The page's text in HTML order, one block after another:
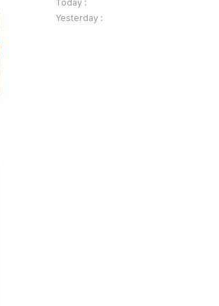
자
수
Today :
Yesterday :